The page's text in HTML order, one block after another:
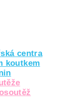
centra
koutkem